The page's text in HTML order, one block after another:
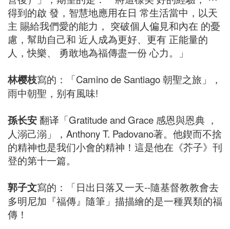
得到的啟 發，智慧地應用在日 常生活當中，以天
主 賜給我們愛的能力， 突破個人偏見和內在 的憂
慮，幫助自己和 近人成為更好、更有 正能量的
人，快樂、 勇敢地為福傳盡一份 心力。」
林樱枝寫的：「Camino de Santiago 朝聖之旅」，
雨中朝聖，别有風味!
孫长安翻译「Gratitude and Grace 感恩與恩典 ，
人溺己溺」，Anthony T. Padovano著。他鍥而不捨
的精神也是我们小會的精神！這是他在《芥子》刊
登的第十一篇。
郭子文寫的：「日出日落又一天--隨基督教教會去
多明尼加『福傳』隨筆」描描繪的是一種異類的福
傳！